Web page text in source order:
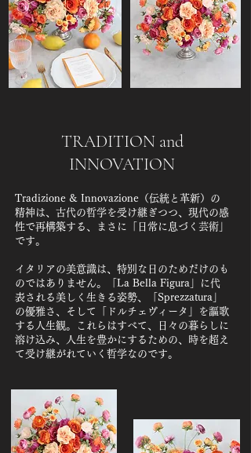
TRADITION and
INNOVATION
Tradizione & Innovazione（伝統と革新）の
精神は、古代の哲学を受け継ぎつつ、現代の感
性で再構築する、まさに「日常に息づく芸術」
です。
イタリアの美意識は、特別な日のためだけのも
のではありません。「La Bella Figura」に代
表される美しく生きる姿勢、「Sprezzatura」
の優雅さ、そして「ドルチェヴィータ」を謳歌
する人生観。これらはすべて、日々の暮らしに
溶け込み、人生を豊かにするための、時を超え
て受け継がれていく哲学なのです。